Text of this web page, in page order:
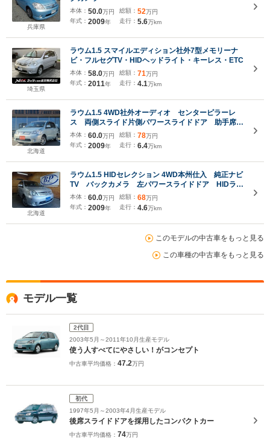
兵庫県
本体： 50.0万円
年式： 2009年
総額： 52万円
走行： 5.6万km
埼玉県
ラウム1.5 スマイルエディション社外7型メモリーナ
ビ・フルセグTV・HIDヘッドライト・キーレス・ETC
本体： 58.0万円
年式： 2011年
総額： 71万円
走行： 4.1万km
北海道
ラウム1.5 4WD社外オーディオ センターピラーレ
ス 両側スライド片側パワースライドドア 助手席タ
ンブルシート エンジンスターター
本体： 60.0万円
年式： 2009年
総額： 78万円
走行： 6.4万km
北海道
ラウム1.5 HIDセレクション 4WD本州仕入 純正ナビ
TV バックカメラ 左パワースライドドア HIDライ
ト フォグランプ コーナーセンサー 社外エンジン
スターター
本体： 60.0万円
年式： 2009年
総額： 68万円
走行： 4.6万km
このモデルの中古車をもっと見る
この車種の中古車をもっと見る
モデル一覧
2代目
2003年5月～2011年10月生産モデル
使う人すべてにやさしい！がコンセプト
中古車平均価格： 47.2万円
初代
1997年5月～2003年4月生産モデル
後席スライドドアを採用したコンパクトカー
中古車平均価格： 74万円